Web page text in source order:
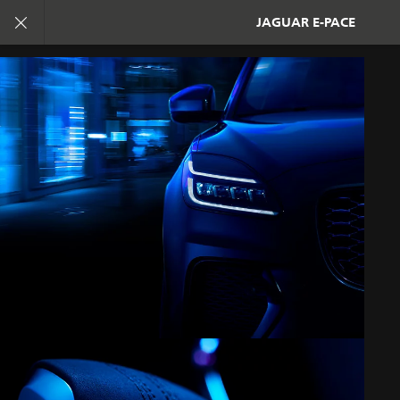
جاكوار E-PACE
المعرض
JAGUAR E-PACE
انضم إلى الحوار